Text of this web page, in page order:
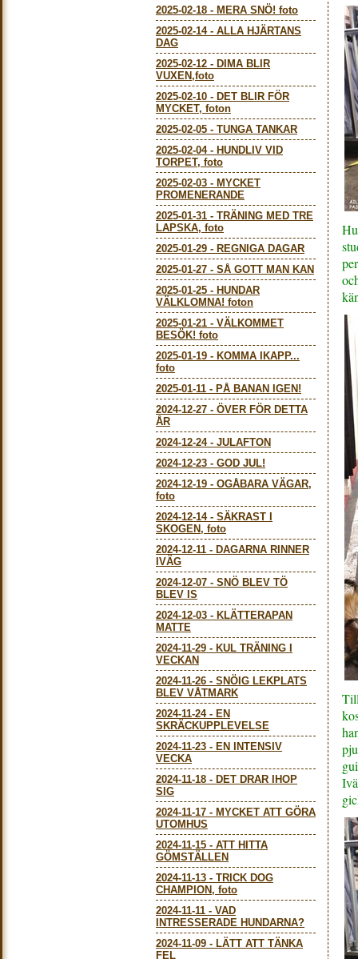
2025-02-18 - MERA SNÖ! foto
2025-02-14- ALLA HJÄRTANS
DAG
2025-02-12 - DIMA BLIR
VUXEN,foto
2025-02-10 - DET BLIR FÖR
MYCKET, foton
2025-02-05 - TUNGA TANKAR
2025-02-04- HUNDLIV VID
TORPET, foto
2025-02-03 - MYCKET
PROMENERANDE
2025-01-31 - TRÄNING MED TRE
LAPSKA, foto
2025-01-29 - REGNIGA DAGAR
2025-01-27 - SÅ GOTT MAN KAN
2025-01-25 - HUNDAR
VÄLKLOMNA! foton
2025-01-21 - VÄLKOMMET
BESÖK! foto
2025-01-19 - KOMMA IKAPP...
foto
2025-01-11 - PÅ BANAN IGEN!
2024-12-27 - ÖVER FÖR DETTA
ÅR
2024-12-24- JULAFTON
2024-12-23 - GOD JUL!
2024-12-19 - OGÅBARA VÄGAR,
foto
2024-12-14- SÄKRAST I
SKOGEN, foto
2024-12-11 - DAGARNA RINNER
IVÄG
2024-12-07 - SNÖ BLEV TÖ
BLEV IS
2024-12-03 - KLÄTTERAPAN
MATTE
2024-11-29 - KUL TRÄNING I
VECKAN
2024-11-26 - SNÖIG LEKPLATS
BLEV VÅTMARK
2024-11-24- EN
SKRÄCKUPPLEVELSE
2024-11-23 - EN INTENSIV
VECKA
2024-11-18 - DET DRAR IHOP
SIG
2024-11-17 - MYCKET ATT GÖRA
UTOMHUS
2024-11-15 - ATT HITTA
GÖMSTÄLLEN
2024-11-13 - TRICK DOG
CHAMPION, foto
2024-11-11 - VAD
INTRESSERADE HUNDARNA?
2024-11-09 - LÄTT ATT TÄNKA
FEL